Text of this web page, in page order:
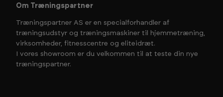
Om Træningspartner
Træningspartner AS er en specialforhandler af
træningsudstyr og træningsmaskiner til hjemmetræning,
virksomheder, fitnesscentre og eliteidræt.
I vores showroom er du velkommen til at teste din nye
træningspartner.